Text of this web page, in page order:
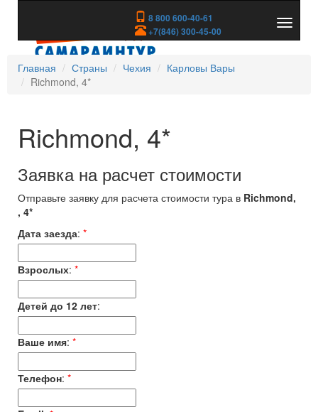
8 800 600-40-61
+7(846) 300-45-00
скрыть
Главная
Страны Чехия
Карловы Вары
Richmond, 4*
Richmond, 4*
Заявка на расчет стоимости
Отправьте заявку для расчета стоимости тура в Richmond,
, 4*
Дата заезда: *
Взрослых: *
Детей до 12 лет:
Ваше имя: *
Телефон: *